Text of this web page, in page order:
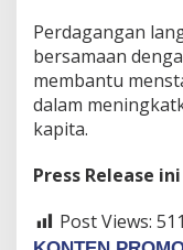
Perdagangan
bersamaan
membantu
dalam
kapita.
Press Release
Post Views: 511